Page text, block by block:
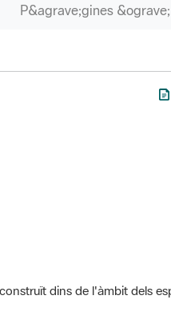
dins de l'àmbit dels